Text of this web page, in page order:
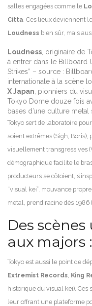
salles engagées comme le
Citta . Ces lieux deviennent
Loudness bien sûr, mais
Loudness , originaire de
à entrer dans le Billboard
Strikes” – source :
internationale à la scène
X Japan , pionniers du
Tokyo Dome douze fois
bases d’une culture
Tokyo sert de laboratoire
soient extrêmes (Sigh,
visuellement transgressives
démographique facilite le
producteurs se côtoient,
“visual kei”, mouvance
metal, prend racine dès 1986
Des
aux majors
Tokyo est aussi le point de
Extremist Records King
historique du visual kei).
leur offrant une plateforme